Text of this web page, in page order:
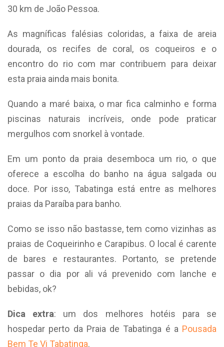
30 km de João Pessoa.
As magníficas falésias coloridas, a faixa de areia
dourada, os recifes de coral, os coqueiros e o
encontro do rio com mar contribuem para deixar
esta praia ainda mais bonita.
Quando a maré baixa, o mar fica calminho e forma
piscinas naturais incríveis, onde pode praticar
mergulhos com snorkel à vontade.
Em um ponto da praia desemboca um rio, o que
oferece a escolha do banho na água salgada ou
doce. Por isso, Tabatinga está entre as melhores
praias da Paraíba para banho.
Como se isso não bastasse, tem como vizinhas as
praias de Coqueirinho e Carapibus. O local é carente
de bares e restaurantes. Portanto, se pretende
passar o dia por ali vá prevenido com lanche e
bebidas, ok?
Dica extra: um dos melhores hotéis para se
hospedar perto da Praia de Tabatinga é a Pousada
Bem Te Vi Tabatinga.